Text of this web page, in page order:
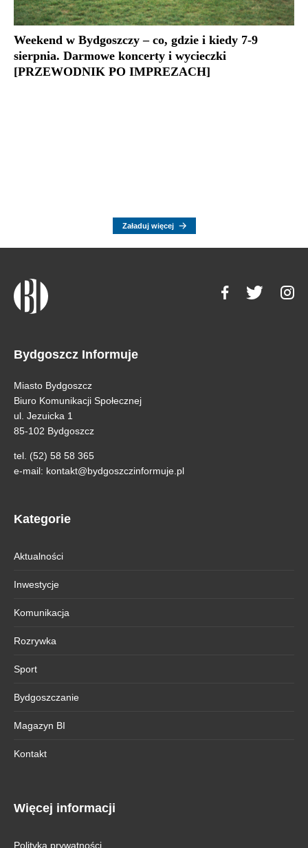
Weekend w Bydgoszczy – co, gdzie i kiedy 7-9
sierpnia. Darmowe koncerty i wycieczki
[PRZEWODNIK PO IMPREZACH]
Załaduj więcej
Bydgoszcz Informuje
Miasto Bydgoszcz
Biuro Komunikacji Społecznej
ul. Jezuicka 1
85-102 Bydgoszcz
tel. (52) 58 58 365
e-mail: kontakt@bydgoszczinformuje.pl
Kategorie
Aktualności
Inwestycje
Komunikacja
Rozrywka
Sport
Bydgoszczanie
Magazyn BI
Kontakt
Więcej informacji
Polityka prywatności